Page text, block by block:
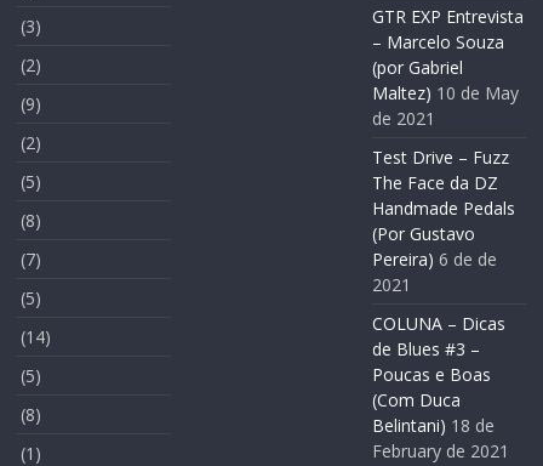
(3)
(2)
(9)
(2)
(5)
(8)
(7)
(5)
(14)
(5)
(8)
(1)
GTR EXP Entrevista
– Marcelo Souza
(por Gabriel
Maltez) 10 de May
de 2021
Test Drive – Fuzz
The Face da DZ
Handmade Pedals
(Por Gustavo
Pereira) 6 de de
2021
COLUNA – Dicas
de Blues #3 –
Poucas e Boas
(Com Duca
Belintani) 18 de
February de 2021